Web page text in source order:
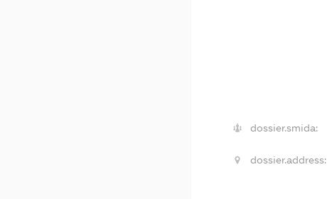
dossier.smida:
dossier.address: